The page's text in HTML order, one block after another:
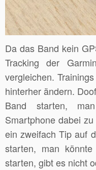
Da das Band kein
Tracking der
vergleichen.
hinterher ändern.
Band starten,
Smartphone dabei
ein zweifach Tip auf
starten, man
starten, gibt es nicht